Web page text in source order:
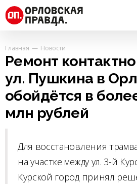
Главная Новости
Ремонт
ул. Пушкина в
обойдётся в
млн рублей
Для восстановления
на участке между ул. 3-й
Курской город принял